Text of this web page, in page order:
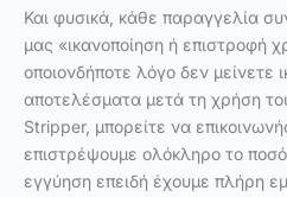
Και φυσικά, κάθε παραγγελία
μας «ικανοποίηση ή επιστροφή
οποιονδήποτε λόγο δεν μείνετε
αποτελέσματα μετά τη χρήση
Stripper, μπορείτε να
επιστρέψουμε ολόκληρο το
εγγύηση επειδή έχουμε πλήρη